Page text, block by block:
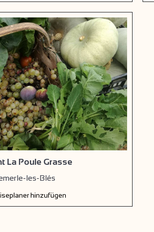
La Poule Grasse
les-Blés
hinzufügen